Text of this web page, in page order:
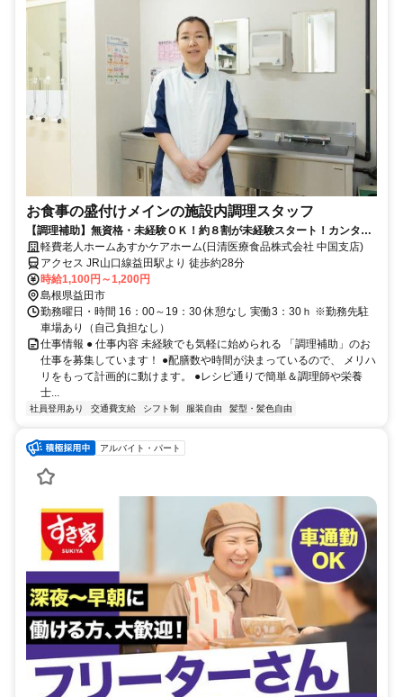
お食事の盛付けメインの施設内調理スタッフ
【調理補助】無資格・未経験ＯＫ！約８割が未経験スタート！カンタン
な盛付・配下膳・洗浄など
軽費老人ホームあすかケアホーム(日清医療食品株式会社 中国支店)
アクセス JR山口線益田駅より 徒歩約28分
時給1,100円～1,200円
島根県益田市
勤務曜日・時間 16：00～19：30 休憩なし 実働3：30ｈ ※勤務先駐
車場あり（自己負担なし）
仕事情報 ● 仕事内容 未経験でも気軽に始められる 「調理補助」のお
仕事を募集しています！ ●配膳数や時間が決まっているので、 メリハ
リをもって計画的に動けます。 ●レシピ通りで簡単＆調理師や栄養
士...
社員登用あり 交通費支給 シフト制 服装自由 髪型・髪色自由
アルバイト・パート